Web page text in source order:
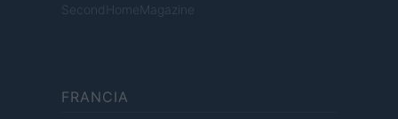
SecondHomeMagazine
FRANCIA